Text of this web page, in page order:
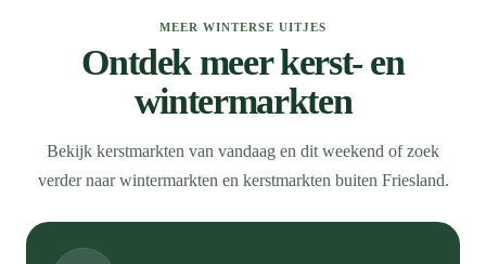
MEER WINTERSE UITJES
Ontdek meer kerst- en
wintermarkten
Bekijk kerstmarkten van vandaag en dit weekend of zoek
verder naar wintermarkten en kerstmarkten buiten Friesland.